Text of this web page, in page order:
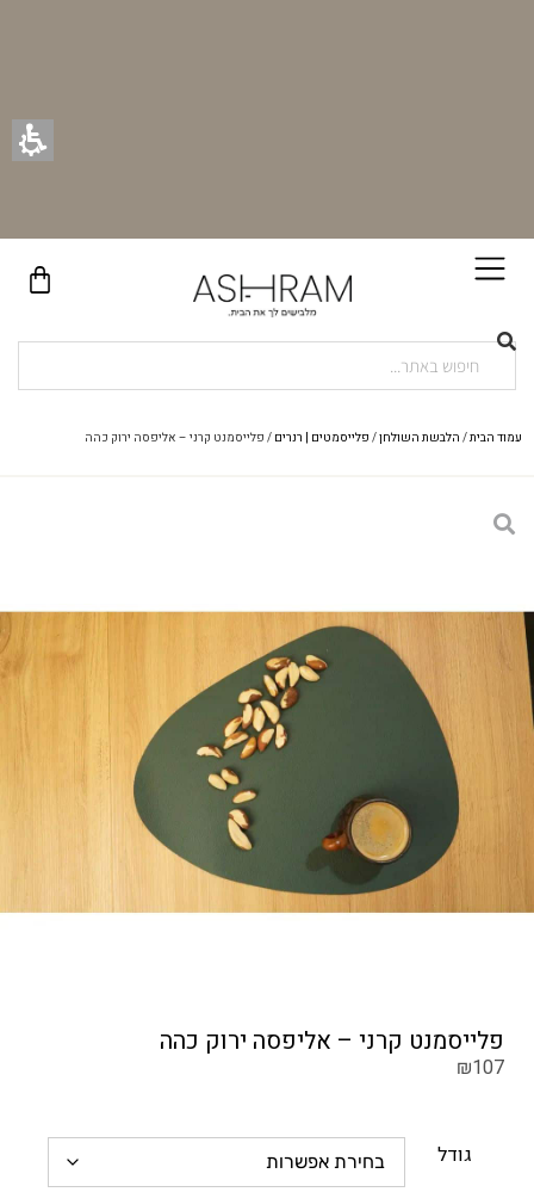
עמוד הבית/ הלבשת השולחן/ פלייסמטים | רנרים / פלייסמנט קרני – אליפסה ירוק כהה
פלייסמנט קרני – אליפסה ירוק כהה
₪107
גודל